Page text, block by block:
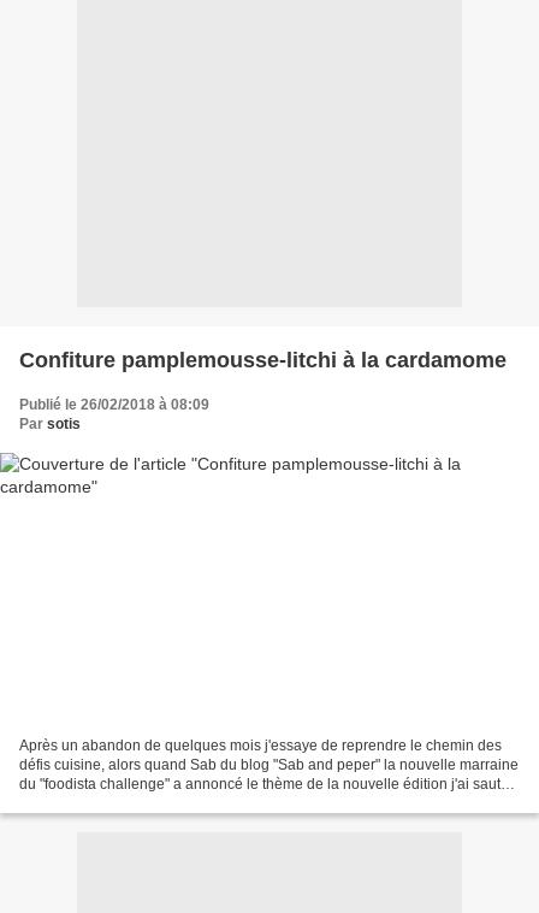
Confiture pamplemousse-litchi à la cardamome
Publié le 26/02/2018 à 08:09
Par sotis
Après un abandon de quelques mois j'essaye de reprendre le chemin des
défis cuisine, alors quand Sab du blog "Sab and peper" la nouvelle marraine
du "foodista challenge" a annoncé le thème de la nouvelle édition j'ai sauté